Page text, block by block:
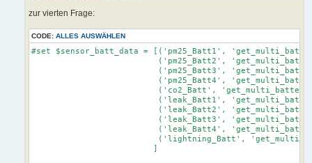
("soilMoistBatt7",1.2),
("soilMoistBatt9",1.2),
("soilMoistBatt10",1.2),
("soilMoistBatt11",1.2),
zur vierten Frage:
CODE: ALLES AUSWÄHLEN
#set $sensor_batt_data = [('pm25_Batt1',
('pm25_Batt2',
('pm25_Batt3',
('pm25_Batt4',
('co2_Batt',
('leak_Batt1',
('leak_Batt2',
('leak_Batt3',
('leak_Batt4',
('lightning_Batt',
                         ]